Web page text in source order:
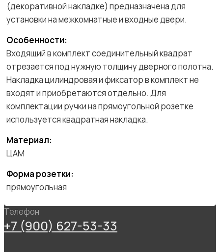
(декоративной накладке) предназначена для
установки на межкомнатные и входные двери.
Особенности:
Входящий в комплект соединительный квадрат
отрезается под нужную толщину дверного полотна.
Накладка цилиндровая и фиксатор в комплект не
входят и приобретаются отдельно. Для
комплектации ручки на прямоугольной розетке
используется квадратная накладка.
Материал:
ЦАМ
Форма розетки:
прямоугольная
Телефон
+7 (900) 627-53-33